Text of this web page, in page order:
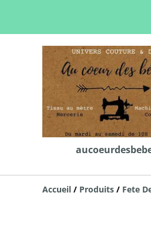
Accueil / Produits / Fete